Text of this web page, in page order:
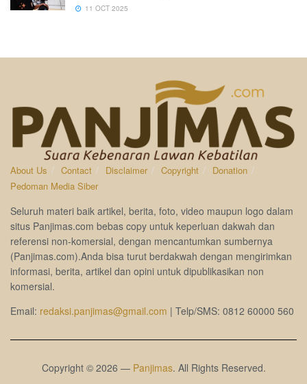
11 OCT 2025
About Us Contact Disclaimer Copyright
Donation
Pedoman Media Siber
Seluruh materi baik artikel, berita, foto, video maupun logo dalam
situs Panjimas.com bebas copy untuk keperluan dakwah dan
referensi non-komersial, dengan mencantumkan sumbernya
(Panjimas.com).Anda bisa turut berdakwah dengan mengirimkan
informasi, berita, artikel dan opini untuk dipublikasikan non
komersial.
Email: redaksi.panjimas@gmail.com | Telp/SMS: 0812 60000 560
Copyright © 2026 — Panjimas. All Rights Reserved.